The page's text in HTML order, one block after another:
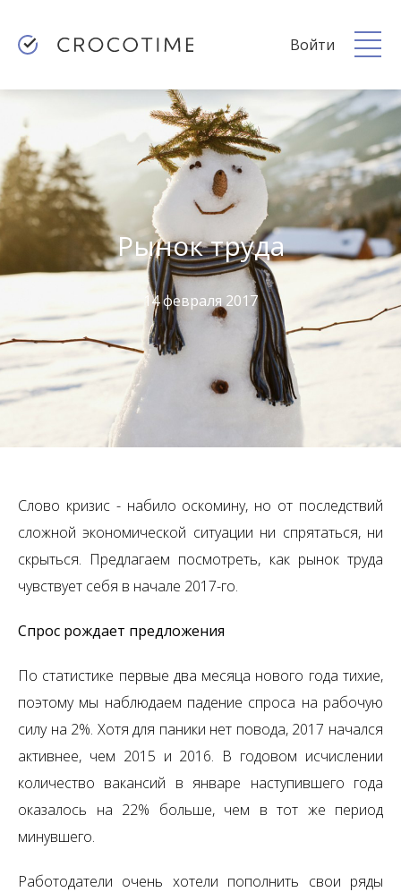
Войти
Рынок труда
14 февраля 2017
Слово кризис - набило оскомину, но от последствий
сложной экономической ситуации ни спрятаться, ни
скрыться. Предлагаем посмотреть, как рынок труда
чувствует себя в начале 2017-го.
Спрос рождает предложения
По статистике первые два месяца нового года тихие,
поэтому мы наблюдаем падение спроса на рабочую
силу на 2%. Хотя для паники нет повода, 2017 начался
активнее, чем 2015 и 2016. В годовом исчислении
количество вакансий в январе наступившего года
оказалось на 22% больше, чем в тот же период
минувшего.
Работодатели очень хотели пополнить свои ряды